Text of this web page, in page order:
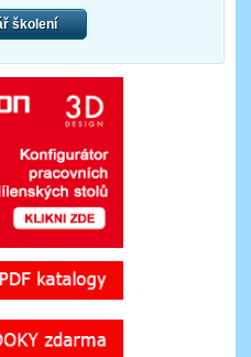
školení